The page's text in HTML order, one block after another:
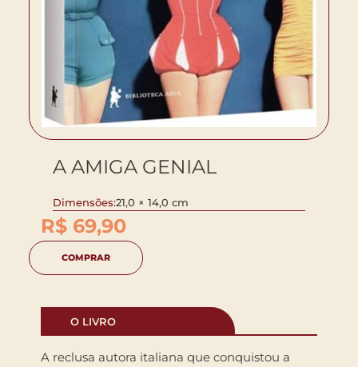
A AMIGA GENIAL
Dimensões:21,0 × 14,0 cm
R$ 69,90
COMPRAR
O LIVRO
A reclusa autora italiana que conquistou a